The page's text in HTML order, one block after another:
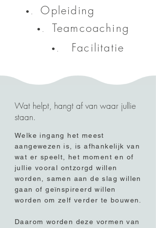
•. Opleiding
•. Teamcoaching
•. Facilitatie
Wat helpt, hangt af van waar jullie
staan.
Welke ingang het meest
aangewezen is, is afhankelijk van
wat er speelt, het moment en of
jullie vooral ontzorgd willen
worden, samen aan de slag willen
gaan of geïnspireerd willen
worden om zelf verder te bouwen.
Daarom worden deze vormen van